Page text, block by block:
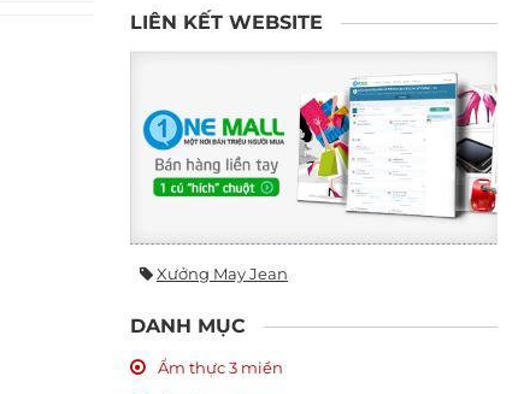
LIÊN KẾT WEBSITE
Xưởng May Jean
DANH MỤC
Ẩm thực 3 miền